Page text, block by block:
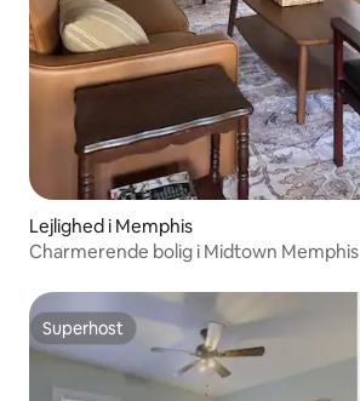
Lejlighed i Memphis
Charmerende bolig i Midtown Memphis
Superhost
Superhost